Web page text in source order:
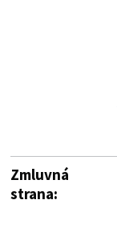
Zmluvná
strana: